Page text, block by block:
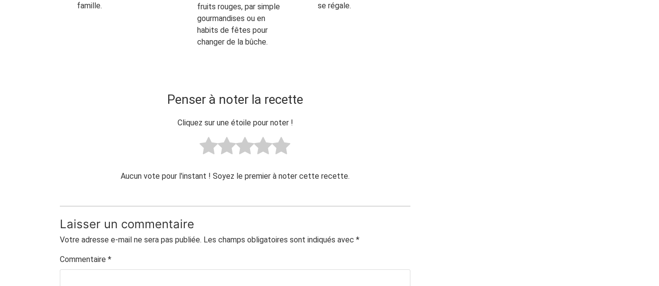
famille.
fruits rouges, par simple
gourmandises ou en
habits de fêtes pour
changer de la bûche.
se régale.
Penser à noter la recette
Cliquez sur une étoile pour noter !
Aucun vote pour l'instant ! Soyez le premier à noter cette recette.
Laisser un commentaire
Votre adresse e-mail ne sera pas publiée. Les champs obligatoires sont indiqués avec *
Commentaire *